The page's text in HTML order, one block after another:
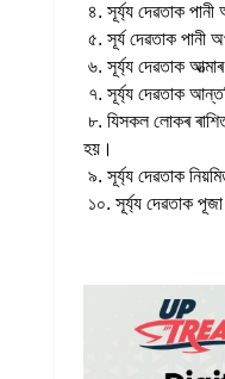
৪. সূৰ্য্য দেৱতাক পানী
৫. সূৰ্য দেৱতাক পানী
৬. সূৰ্য্য দেৱতাক
৭. সূৰ্য্য দেৱতাক
৮. যিসকল লোকৰ
হয়।
৯. সূৰ্য্য দেৱতাক
১০. সূৰ্য্য দেৱতাক